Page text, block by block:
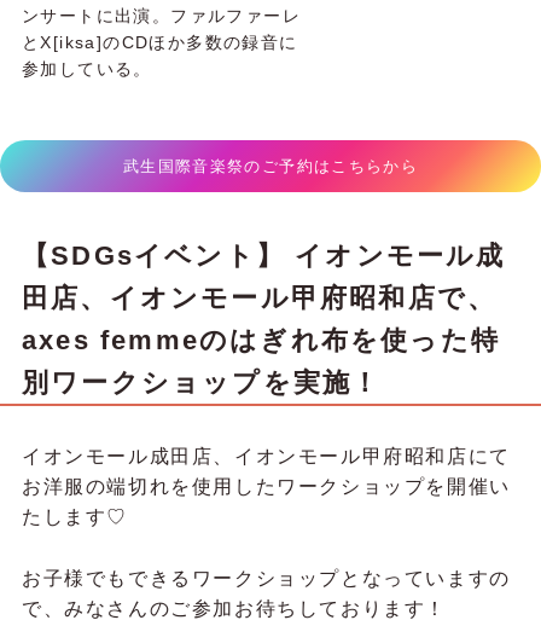
ンサートに出演。ファルファーレ
とX[iksa]のCDほか多数の録音に
参加している。
武生国際音楽祭のご予約はこちらから
【SDGsイベント】 イオンモール成
田店、イオンモール甲府昭和店で、
axes femmeのはぎれ布を使った特
別ワークショップを実施！
イオンモール成田店、イオンモール甲府昭和店にて
お洋服の端切れを使用したワークショップを開催い
たします♡
お子様でもできるワークショップとなっていますの
で、みなさんのご参加お待ちしております！